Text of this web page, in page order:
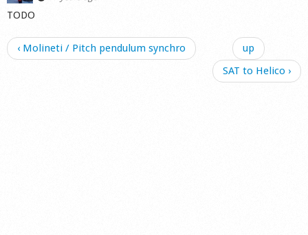
Calendar
TODO
‹ Molineti / Pitch pendulum synchro
up
SAT to Helico ›